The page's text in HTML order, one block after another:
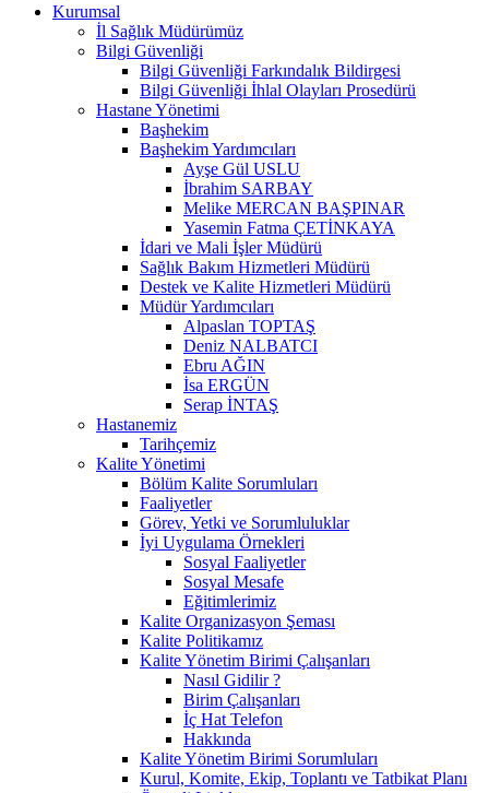
Kurumsal
İl Sağlık Müdürümüz
Bilgi Güvenliği
Bilgi Güvenliği Farkındalık Bildirgesi
Bilgi Güvenliği İhlal Olayları Prosedürü
Hastane Yönetimi
Başhekim
Başhekim Yardımcıları
Ayşe Gül USLU
İbrahim SARBAY
Melike MERCAN BAŞPINAR
Yasemin Fatma ÇETİNKAYA
İdari ve Mali İşler Müdürü
Sağlık Bakım Hizmetleri Müdürü
Destek ve Kalite Hizmetleri Müdürü
Müdür Yardımcıları
Alpaslan TOPTAŞ
Deniz NALBATCI
Ebru AĞIN
İsa ERGÜN
Serap İNTAŞ
Hastanemiz
Tarihçemiz
Kalite Yönetimi
Bölüm Kalite Sorumluları
Faaliyetler
Görev, Yetki ve Sorumluluklar
İyi Uygulama Örnekleri
Sosyal Faaliyetler
Sosyal Mesafe
Eğitimlerimiz
Kalite Organizasyon Şeması
Kalite Politikamız
Kalite Yönetim Birimi Çalışanları
Nasıl Gidilir ?
Birim Çalışanları
İç Hat Telefon
Hakkında
Kalite Yönetim Birimi Sorumluları
Kurul, Komite, Ekip, Toplantı ve Tatbikat Planı